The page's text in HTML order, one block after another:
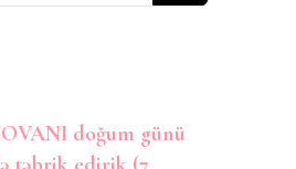
doğum günü